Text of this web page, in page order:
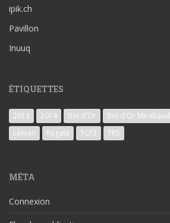
ipik.ch
Pavillon
Inuuq
ÉTIQUETTES
2013 2014 Bol d'Or Bol d'Or Mirabaud
Léman
Régate TCF3 TR5
MÉTA
Connexion